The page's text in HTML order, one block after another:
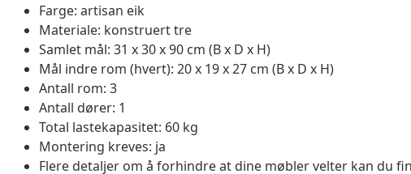
Farge: artisan eik
Materiale: konstruert tre
Samlet mål: 31 x 30 x 90 cm (B x D x H)
Mål indre rom (hvert): 20 x 19 x 27 cm (B x D x H)
Antall rom: 3
Antall dører: 1
Total lastekapasitet: 60 kg
Montering kreves: ja
Flere detaljer om å forhindre at dine møbler velter kan du